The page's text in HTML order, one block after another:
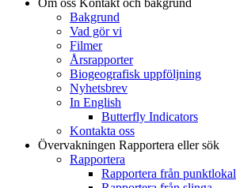
Bakgrund
Vad gör vi
Filmer
Årsrapporter
Biogeografisk uppföljning
Nyhetsbrev
In English
Butterfly Indicators
Kontakta oss
Övervakningen Rapportera eller sök
Rapportera
Rapportera från punktlokal